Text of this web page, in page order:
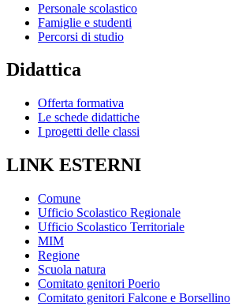
Personale scolastico
Famiglie e studenti
Percorsi di studio
Didattica
Offerta formativa
Le schede didattiche
I progetti delle classi
LINK ESTERNI
Comune
Ufficio Scolastico Regionale
Ufficio Scolastico Territoriale
MIM
Regione
Scuola natura
Comitato genitori Poerio
Comitato genitori Falcone e Borsellino